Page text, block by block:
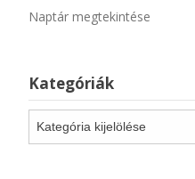
Naptár megtekintése
Kategóriák